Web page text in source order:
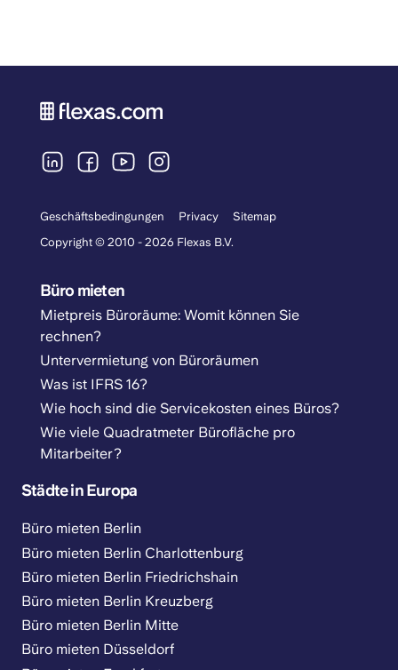
Geschäftsbedingungen Privacy
Sitemap
Copyright © 2010 - 2026 Flexas B.V.
Büro mieten
Mietpreis Büroräume: Womit können Sie
rechnen?
Untervermietung von Büroräumen
Was ist IFRS 16?
Wie hoch sind die Servicekosten eines Büros?
Wie viele Quadratmeter Bürofläche pro
Mitarbeiter?
Städte in Europa
Büro mieten Berlin
Büro mieten Berlin Charlottenburg
Büro mieten Berlin Friedrichshain
Büro mieten Berlin Kreuzberg
Büro mieten Berlin Mitte
Büro mieten Düsseldorf